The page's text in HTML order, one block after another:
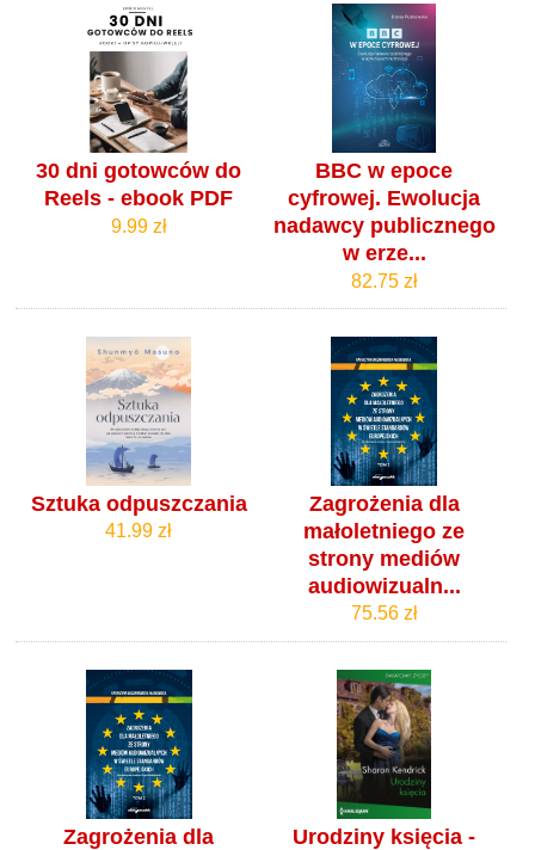
30 dni gotowców do
Reels - ebook PDF
9.99 zł
BBC w epoce
cyfrowej. Ewolucja
nadawcy publicznego
w erze...
82.75 zł
Sztuka odpuszczania
41.99 zł
Zagrożenia dla
małoletniego ze
strony mediów
audiowizualn...
75.56 zł
Zagrożenia dla
Urodziny księcia -